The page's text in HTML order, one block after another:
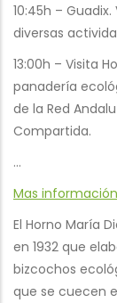
10:45h –
diversas
13:00h – Visita
panadería
de la Red
Compartida.
...
Mas
El Horno María
en 1932 que
bizcochos
que se cuecen